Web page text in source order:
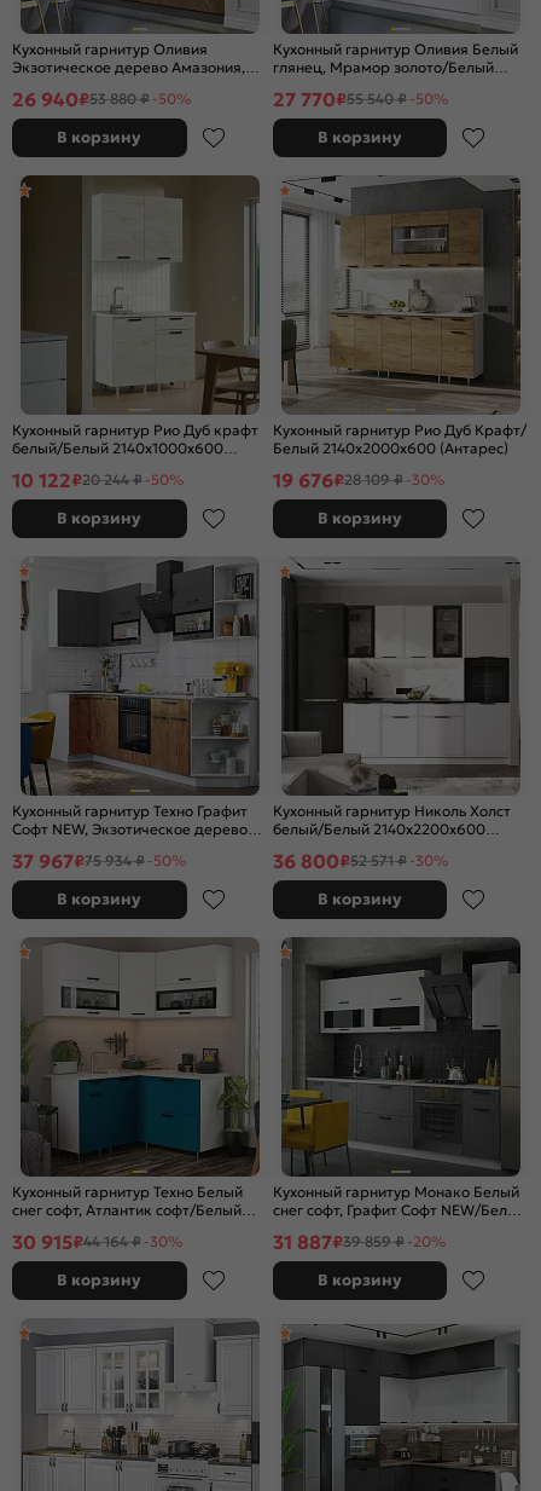
Кухонный гарнитур Оливия
Экзотическое дерево Амазония,
2000x2000x600 (Антарес)
26 940₽53 880 ₽ -50%
В корзину
Кухонный гарнитур Оливия Белый
глянец, Мрамор золото/Белый
27 770₽55 540 ₽ -50%
В корзину
Кухонный гарнитур Рио Дуб крафт
белый/Белый 2140x1000x600
10 122₽20 244 ₽ -50%
В корзину
Кухонный гарнитур Рио Дуб Крафт/
Белый 2140x2000x600 (Антарес)
19 676₽28 109 ₽ -30%
В корзину
Кухонный гарнитур Техно Графит
Софт NEW, Экзотическое дерево
(Антарес)
37 967₽75 934 ₽ -50%
В корзину
Кухонный гарнитур Николь Холст
белый/Белый 2140x2200x600
36 800₽52 571 ₽ -30%
В корзину
Кухонный гарнитур Техно Белый
снег софт, Атлантик софт/Белый
30 915₽44 164 ₽ -30%
В корзину
Кухонный гарнитур Монако Белый
снег софт, Графит Софт NEW/Белый
31 887₽39 859 ₽ -20%
В корзину